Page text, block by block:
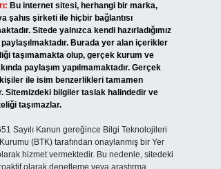
Bu internet sitesi, herhangi bir marka,
şahıs şirketi ile hiçbir bağlantısı
Sitede yalnızca kendi hazırladığımız
Burada yer alan içerikler
taşımamakta olup, gerçek kurum ve
paylaşım yapılmamaktadır. Gerçek
ile isim benzerlikleri tamamen
Sitemizdeki bilgiler taslak halindedir ve
taşımazlar.
Sayılı Kanun gereğince Bilgi Teknolojileri
(BTK) tarafından onaylanmış bir Yer
hizmet vermektedir. Bu nedenle, sitedeki
olarak denetleme veya araştırma